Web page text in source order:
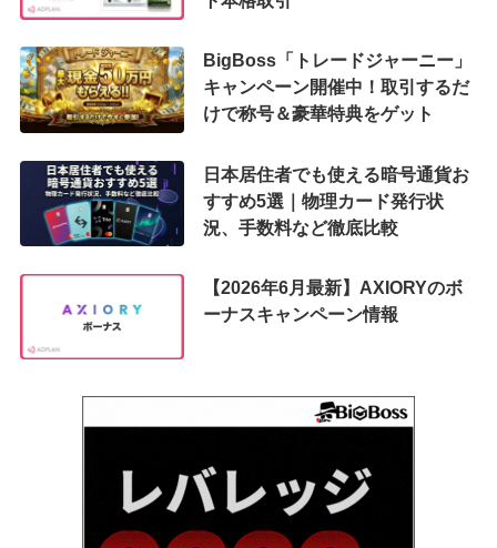
BigBoss「トレードジャーニー」
キャンペーン開催中！取引するだ
けで称号＆豪華特典をゲット
日本居住者でも使える暗号通貨お
すすめ5選｜物理カード発行状
況、手数料など徹底比較
【2026年6月最新】AXIORYのボ
ーナスキャンペーン情報